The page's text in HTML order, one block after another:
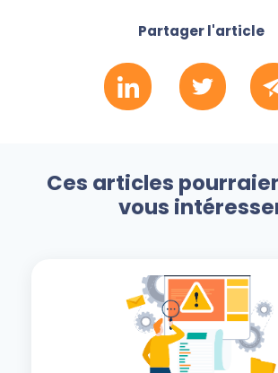
Partager l'article
Ces articles
vous